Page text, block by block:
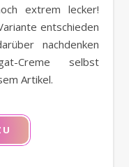
extrem lecker!
entschieden
nachdenken
Creme selbst
Artikel.